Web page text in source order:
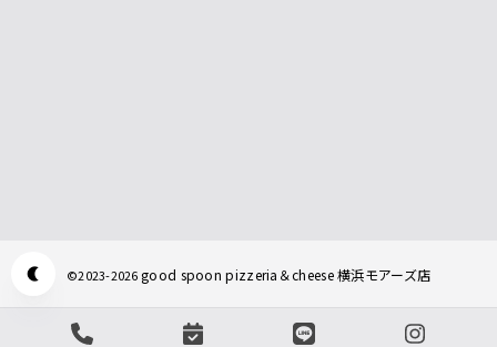
©2023-2026good spoon pizzeria＆cheese 横浜モアーズ店
Appearance mode switch